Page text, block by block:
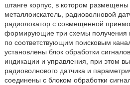
штанге корпус, в котором
металлоискатель, радиоволновой
радиолокатор с совмещенной
формирующие три схемы получения
по соответствующим поисковым
установлены блок обработки
индикации и управления, при этом
радиоволнового датчика и
соединены с блоком обработки